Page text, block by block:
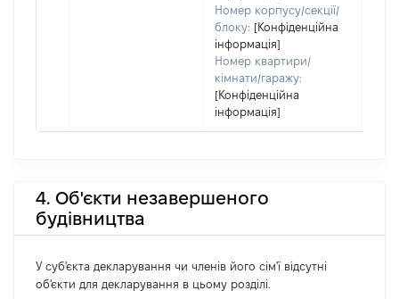
Номер корпусу/секції/
блоку: [Конфіденційна
інформація]
Номер квартири/
кімнати/гаражу:
[Конфіденційна
інформація]
4. Об'єкти незавершеного
будівництва
У суб'єкта декларування чи членів його сім'ї відсутні
об'єкти для декларування в цьому розділі.